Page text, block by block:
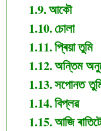
আকৌ
চোলা
প্ৰিয়া তুমি
অন্তিম
সপোনত
বিপ্লৱ
আজি